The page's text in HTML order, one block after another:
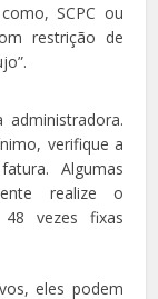
SCPC ou
restrição de
verifique a
Algumas
realize o
vezes fixas
eles podem